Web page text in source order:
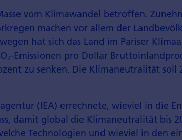
vom Klimawandel betroffen.
machen vor allem der
hat sich das Land im Pariser
2-Emissionen pro Dollar
zu senken. Die Klimaneutralität soll
(IEA) errechnete, wieviel in die
damit global die Klimaneutralität bis
Technologien und wieviel in den